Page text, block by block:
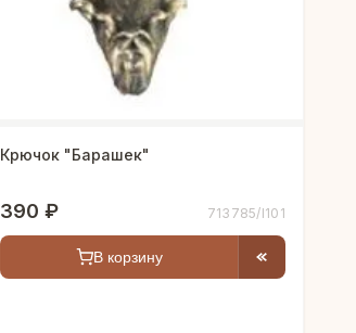
Крючок "Барашек"
390 ₽ 713785/I101
В корзину